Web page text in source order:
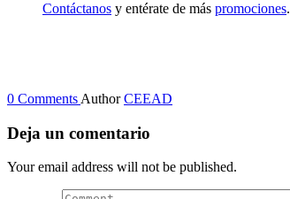
Contáctanos y entérate de más promociones.
0 Comments AuthorCEEAD
Deja un comentario
Your email address will not be published.